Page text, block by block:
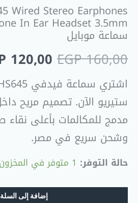
Wired Stereo Earphones
In Ear Headset 3.5mm
سماعة موبايل
EGP160,00
120,00
ستيريو الآن. تصميم مريح
مدمج للمكالمات بأعلى
وشحن سريع في مصر.
حالة التوفر: 1 متوفر في المخزون
إضافة إلى السلة